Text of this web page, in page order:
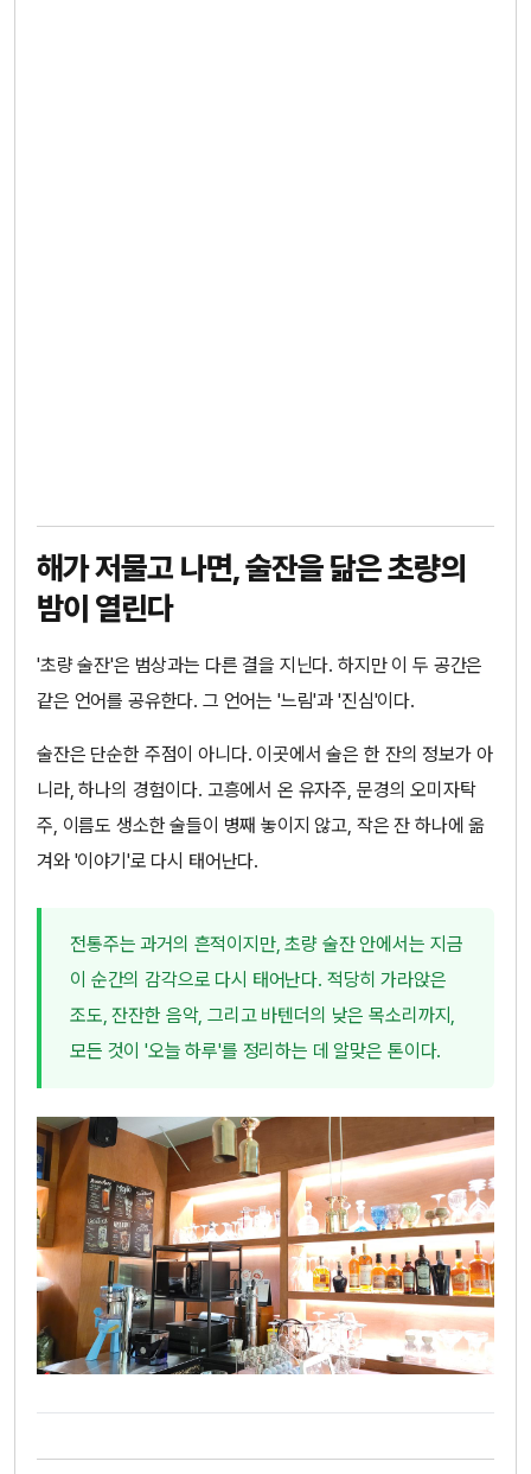
해가 저물고 나면, 술잔을 닮은 초량의
밤이 열린다
'초량 술잔'은 범상과는 다른 결을 지닌다. 하지만 이 두 공간은
같은 언어를 공유한다. 그 언어는 '느림'과 '진심'이다.
술잔은 단순한 주점이 아니다. 이곳에서 술은 한 잔의 정보가 아
니라, 하나의 경험이다. 고흥에서 온 유자주, 문경의 오미자탁
주, 이름도 생소한 술들이 병째 놓이지 않고, 작은 잔 하나에 옮
겨와 '이야기'로 다시 태어난다.
전통주는 과거의 흔적이지만, 초량 술잔 안에서는 지금
이 순간의 감각으로 다시 태어난다. 적당히 가라앉은
조도, 잔잔한 음악, 그리고 바텐더의 낮은 목소리까지,
모든 것이 '오늘 하루'를 정리하는 데 알맞은 톤이다.